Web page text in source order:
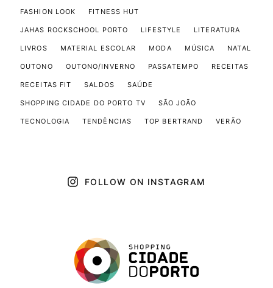
FASHION LOOK FITNESS HUT
JAHAS ROCKSCHOOL PORTO LIFESTYLE LITERATURA
LIVROS MATERIAL ESCOLAR MODA MÚSICA NATAL
OUTONO OUTONO/INVERNO PASSATEMPO RECEITAS
RECEITAS FIT SALDOS SAÚDE
SHOPPING CIDADE DO PORTO TV SÃO JOÃO
TECNOLOGIA TENDÊNCIAS TOP BERTRAND VERÃO
FOLLOW ON INSTAGRAM